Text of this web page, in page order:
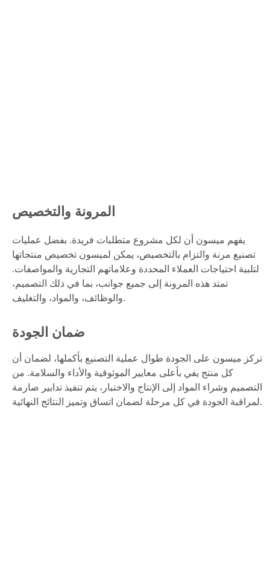
المرونة والتخصيص
يفهم ميسون أن لكل مشروع متطلبات فريدة. بفضل عمليات
تصنيع مرنة والتزام بالتخصيص، يمكن لميسون تخصيص منتجاتها
لتلبية احتياجات العملاء المحددة وعلاماتهم التجارية والمواصفات.
تمتد هذه المرونة إلى جميع جوانب، بما في ذلك التصميم،
والوظائف، والمواد، والتغليف.
ضمان الجودة
تركز ميسون على الجودة طوال عملية التصنيع بأكملها، لضمان أن
كل منتج يفي بأعلى معايير الموثوقية والأداء والسلامة. من
التصميم وشراء المواد إلى الإنتاج والاختبار، يتم تنفيذ تدابير صارمة
لمراقبة الجودة في كل مرحلة لضمان اتساق وتميز النتائج النهائية.